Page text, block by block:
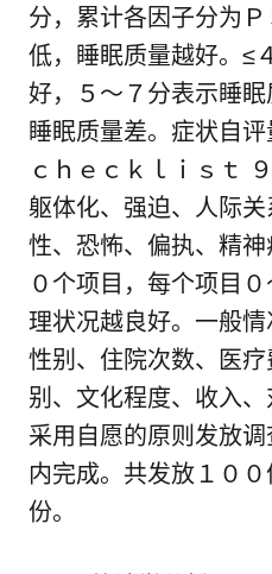
分，累计各因子分为
低，睡眠质量越好。≤
好，５～７分表示睡
睡眠质量差。症状自
ｃｈｅｃｋｌｉｓｔ
躯体化、强迫、人际
性、恐怖、偏执、精
０个项目，每个项目
理状况越良好。一般情
性别、住院次数、医
别、文化程度、收入、
采用自愿的原则发放
内完成。共发放１０
份。